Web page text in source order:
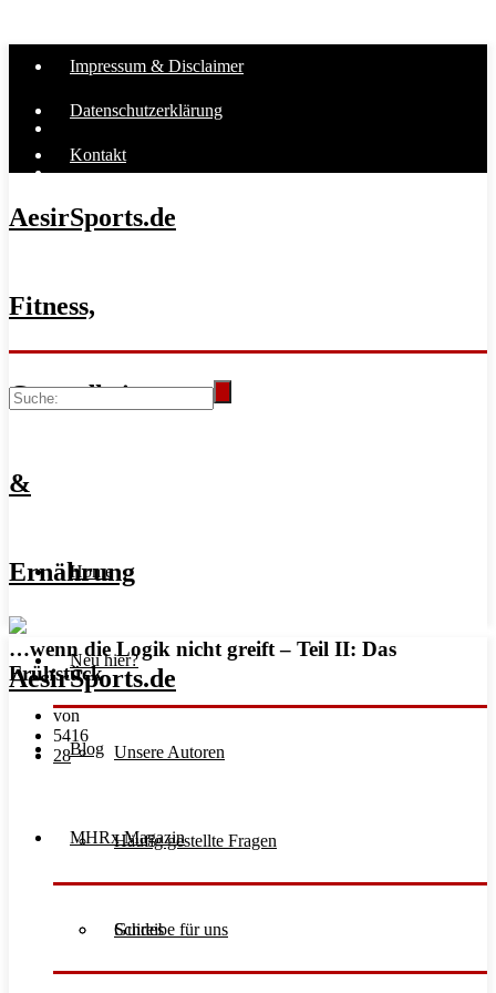
Impressum & Disclaimer
Datenschutzerklärung
Kontakt
AesirSports.de
Fitness,
Gesundheit
&
Ernährung
Home
Unsere Autoren
Häufig gestellte Fragen
Schreibe für uns
Neu hier?
Blog
Guides
MHRx Magazin
…wenn die Logik nicht greift – Teil II: Das
Frühstück
von
5416
28